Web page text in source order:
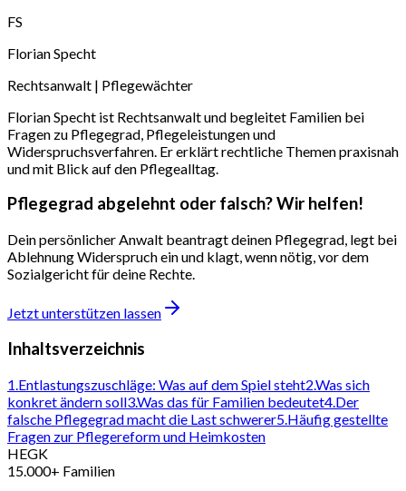
FS
Florian Specht
Rechtsanwalt | Pflegewächter
Florian Specht ist Rechtsanwalt und begleitet Familien bei
Fragen zu Pflegegrad, Pflegeleistungen und
Widerspruchsverfahren. Er erklärt rechtliche Themen praxisnah
und mit Blick auf den Pflegealltag.
Pflegegrad abgelehnt oder falsch? Wir helfen!
Dein persönlicher Anwalt beantragt deinen Pflegegrad, legt bei
Ablehnung Widerspruch ein und klagt, wenn nötig, vor dem
Sozialgericht für deine Rechte.
Jetzt unterstützen lassen
Inhaltsverzeichnis
1 Entlastungszuschläge: Was auf dem Spiel steht2Was sich
konkret ändern soll3Was das für Familien bedeutet4 Der
falsche Pflegegrad macht die Last schwerer5 Häufig gestellte
Fragen zur Pflegereform und Heimkosten
HEGK
15.000+ Familien